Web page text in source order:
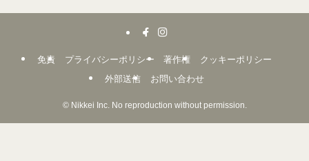
免責 プライバシーポリシー 著作権
クッキーポリシー
外部送信
お問い合わせ
©Nikkei Inc. No reproduction without permission.